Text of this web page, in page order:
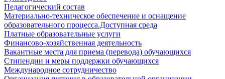
Педагогический состав
Материально-техническое обеспечение и оснащение
образовательного процесса.Доступная среда
Платные образовательные услуги
Финансово-хозяйственная деятельность
Вакантные места для приема (перевода) обучающихся
Стипендии и меры поддержки обучающихся
Международное сотрудничество